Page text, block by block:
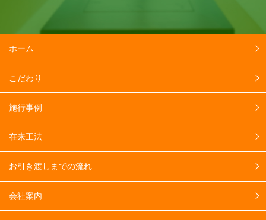
ホーム
こだわり
施行事例
在来工法
お引き渡しまでの流れ
会社案内